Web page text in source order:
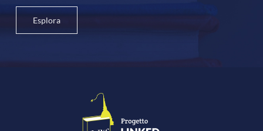
Esplora